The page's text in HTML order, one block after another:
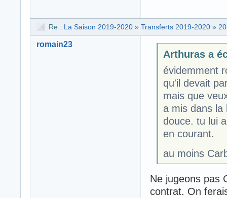
Re : La Saison 2019-2020 » Transferts 2019-2020 »
romain23
Arthuras a
évidemment
qu'il devait
mais que
a mis dans la
douce. tu lui
en courant.
au moins
Ne jugeons pas
contrat. On